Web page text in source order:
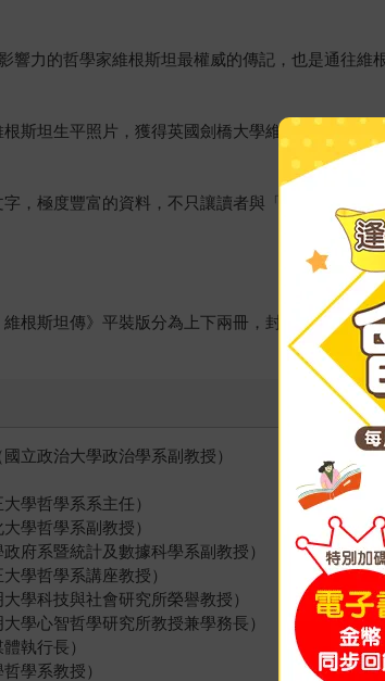
響力的哲學家維根斯坦最權威的傳記，也是通往維
斯坦生平照片，獲得英國劍橋大學維根斯坦檔案
，極度豐富的資料，不只讓讀者與「天才」沒有
維根斯坦傳》平裝版分為上下兩冊，封面顏色分別
國立政治大學政治學系副教授）
學哲學系系主任）
學哲學系副教授）
府系暨統計及數據科學系副教授）
學哲學系講座教授）
學科技與社會研究所榮譽教授）
學心智哲學研究所教授兼學務長）
執行長）
學系教授）